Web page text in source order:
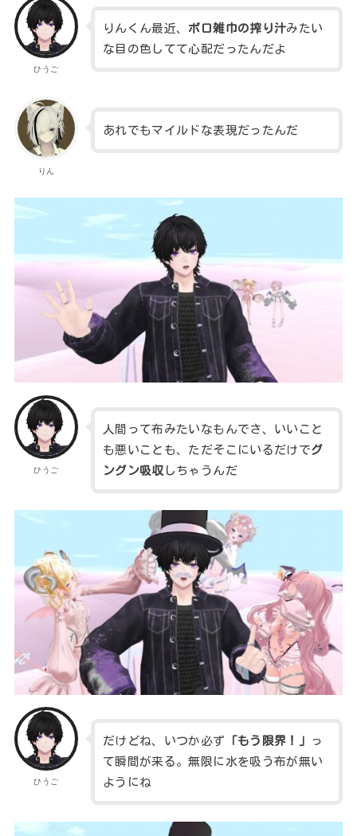
ひうご
りんくん最近、 ボロ雑巾の搾り汁みたい
な目の色してて心配だったんだよ
りん
あれでもマイルドな表現だったんだ
ひうご
人間って布みたいなもんでさ、いいこと
も悪いことも、ただそこにいるだけでグ
ングン吸収 しちゃうんだ
ひうご
だけどね、いつか必ず 「もう限界！」
っ
て瞬間が来る。無限に水を吸う布が無い
ようにね